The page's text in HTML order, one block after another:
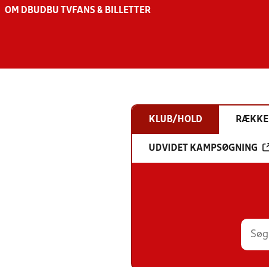
OM DBU DBU TV FANS & BILLETTER
KLUB/HOLD RÆKKE
UDVIDET KAMPSØGNING